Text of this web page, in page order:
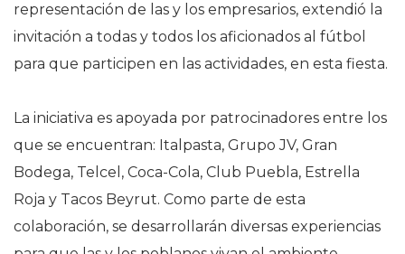
representación de las y los empresarios, extendió la
invitación a todas y todos los aficionados al fútbol
para que participen en las actividades, en esta fiesta.
La iniciativa es apoyada por patrocinadores entre los
que se encuentran: Italpasta, Grupo JV, Gran
Bodega, Telcel, Coca-Cola, Club Puebla, Estrella
Roja y Tacos Beyrut. Como parte de esta
colaboración, se desarrollarán diversas experiencias